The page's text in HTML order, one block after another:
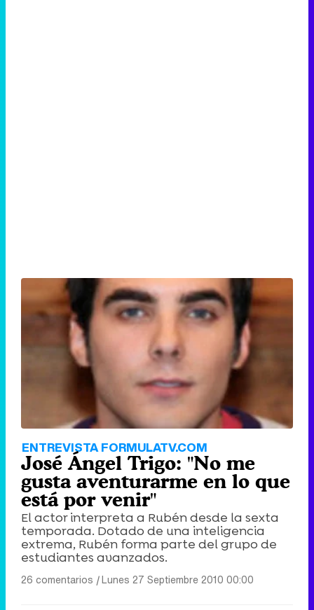
ENTREVISTA FORMULATV.COM
José Ángel Trigo: "No me
gusta aventurarme en lo que
está por venir"
El actor interpreta a Rubén desde la sexta
temporada. Dotado de una inteligencia
extrema, Rubén forma parte del grupo de
estudiantes avanzados.
26 comentarios |Lunes 27 Septiembre 2010 00:00